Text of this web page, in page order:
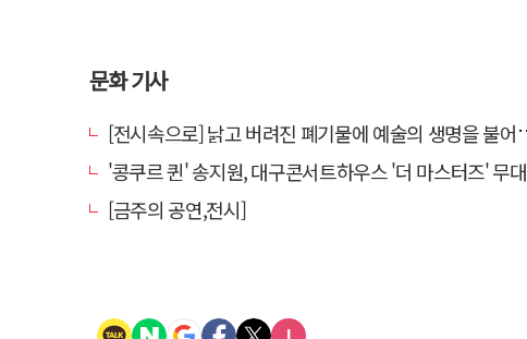
문화 기사
[전시속으로] 낡고 버려진 폐기물에 예술의 생명을 불어넣다…김결수 개인전
'콩쿠르 퀸' 송지원, 대구콘서트하우스 '더 마스터즈' 무대 오른다
[금주의 공연,전시]